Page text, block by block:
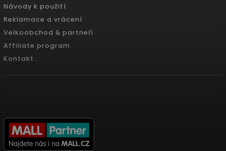
Návody k použití
Reklamace a vrácení
Velkoobchod & partneři
Affiliate program
Kontakt